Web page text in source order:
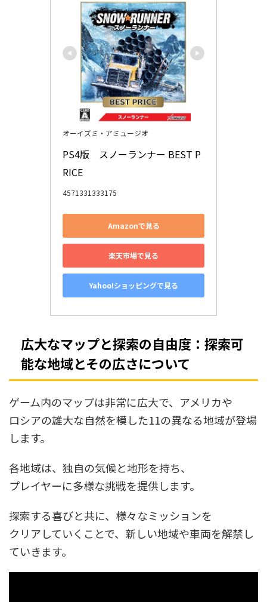
オーイズミ・アミュージオ
PS4版　スノーランナー BEST P
RICE
4571331333175
Amazonで見る
楽天市場で見る
Yahoo!ショッピングで見る
広大なマップと探索の自由度：探索可
能な地域とその広さについて
ゲーム内のマップは非常に広大で、アメリカや
ロシアの雄大な自然を模した11の異なる地域が登場
します。
各地域は、独自の気候と地形を持ち、
プレイヤーに多様な挑戦を提供します。
探索する喜びと共に、様々なミッションを
クリアしていくことで、新しい地域や車両を解禁し
ていきます。